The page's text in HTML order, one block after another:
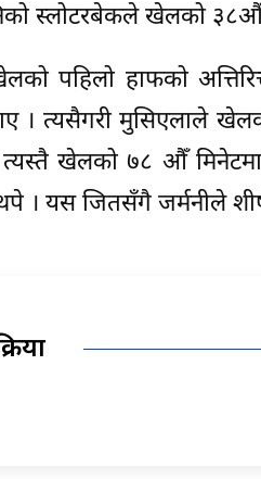
स्लोटरबेकले खेलको ३८औँ
पहिलो हाफको
। त्यसैगरी मुसिएलाले
खेलको ७८ औँ
। यस जितसँगै जर्मनीले